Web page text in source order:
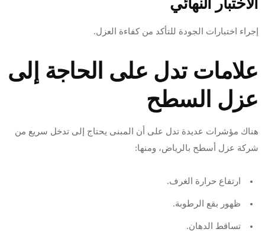
الاختبار النهائي
إجراء اختبارات الجودة للتأكد من كفاءة العزل.
علامات تدل على الحاجة إلى
عزل السطح
هناك مؤشرات عديدة تدل على أن المبنى يحتاج إلى تدخل سريع من
شركة عزل أسطح بالرياض، ومنها:
ارتفاع حرارة الغرف.
ظهور بقع الرطوبة.
تساقط الدهان.